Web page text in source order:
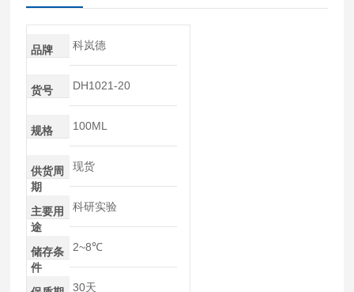
品牌 科岚德
货号 DH1021-20
规格 100ML
供货周
期
现货
主要用
途
科研实验
储存条
件
2~8℃
30天